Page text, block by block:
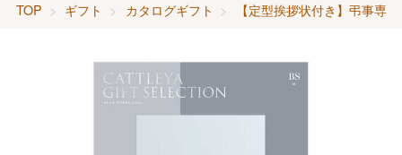
TOP ギフト カタログギフト 【定型挨拶状付き】弔事専